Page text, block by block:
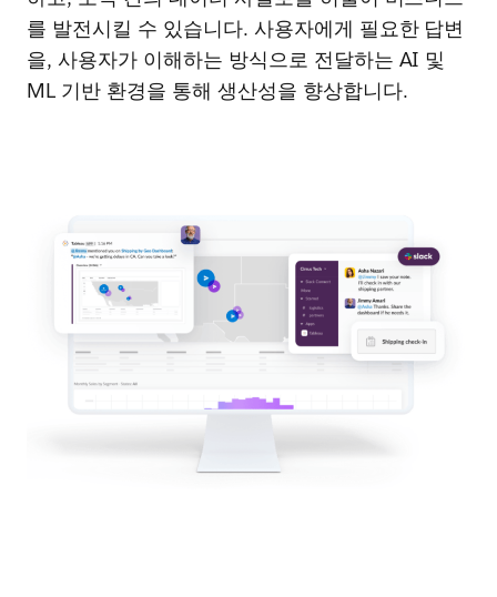
를 발전시킬 수 있습니다. 사용자에게 필요한 답변
을, 사용자가 이해하는 방식으로 전달하는 AI 및
ML 기반 환경을 통해 생산성을 향상합니다.